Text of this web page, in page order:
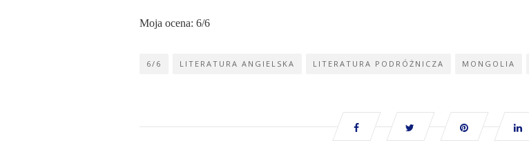
Moja ocena: 6/6
6/6 LITERATURA ANGIELSKA LITERATURA PODRÓŻNICZA MONGOLIA